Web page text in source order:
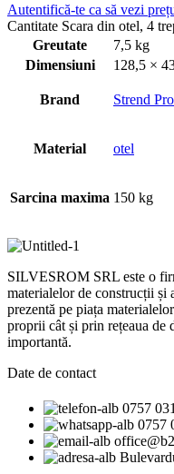
Autentifică-te ca să vezi
Cantitate Scara din otel, 4
Greutate
7,5 kg
Dimensiuni
128,5 ×
Brand Strend Pro
Material otel
Sarcina maxima 150 kg
SILVESROM SRL este o
materialelor de construcții și
prezentă pe piața
proprii cât și prin rețeaua de
importantă.
Date de contact
0757
0757